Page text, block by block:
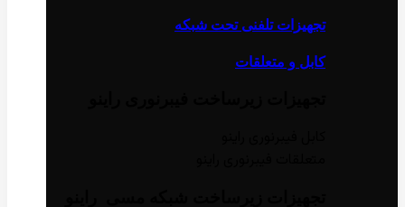
تجهیزات تلفنی تحت شبکه
کابل و متعلقات